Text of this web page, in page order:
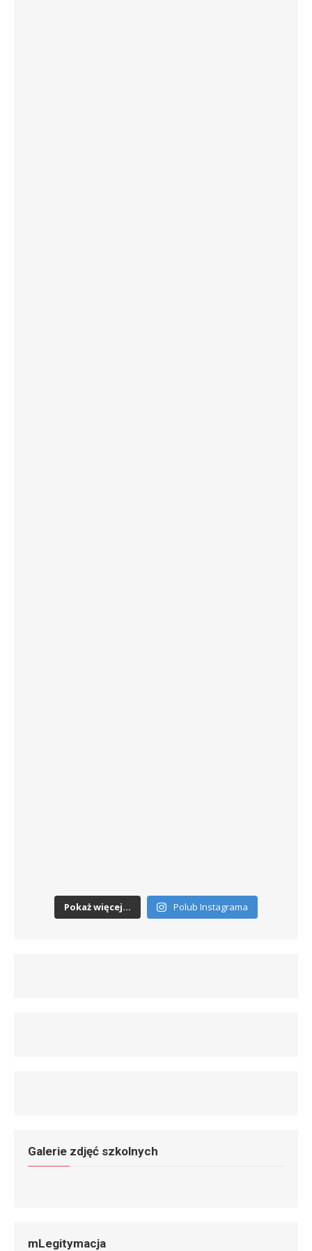
Pokaż więcej... Polub Instagrama
Galerie zdjęć szkolnych
mLegitymacja